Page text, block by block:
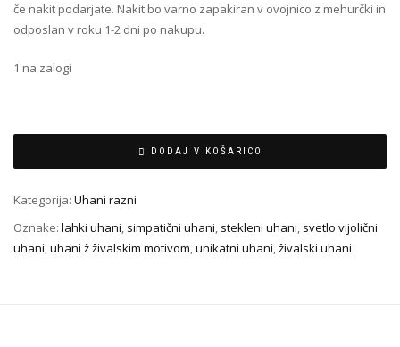
če nakit podarjate. Nakit bo varno zapakiran v ovojnico z mehurčki in
odposlan v roku 1-2 dni po nakupu.
1 na zalogi
DODAJ V KOŠARICO
Kategorija: Uhani razni
Oznake: lahki uhani, simpatični uhani, stekleni uhani, svetlo vijolični
uhani,uhani ž živalskim motivom,unikatni uhani,živalski uhani